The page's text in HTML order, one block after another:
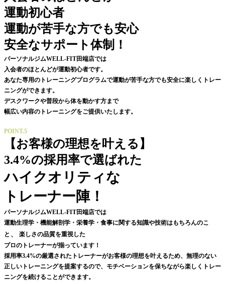
運動初心者
運動が苦手な方でも安心
安全なサポート体制！
パーソナルジムWELL-FIT田端店では
入会者のほとんどが運動初心者です。
あなた専用のトレーニングプログラムで運動が苦手な方でも安全に楽しくトレー
ニングができます。
デスクワークや普段から体を動かす方まで
幅広い内容のトレーニングをご提供いたします。
POINT.5
【お客様の理想を叶える】
3.4%の採用率で選ばれた
ハイクオリティな
トレーナー陣！
パーソナルジムWELL-FIT田端店では
運動生理学・ 機能解剖学 ・栄養学・食事に関する知識や技術はもちろんのこ
と 、
楽しさの品質を重視した
プロのトレーナーが揃っています！
採用率3.4%の厳選されたトレーナーがお客様の理想を叶えるため、無理のない
正しいトレーニングを提案するので、モチベーションを保ちながら楽しくトレー
ニングを続けることができます。